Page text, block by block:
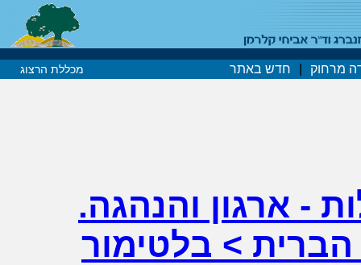
מרחוק חדש באתר מכללת הרצוג
- ארגון והנהגה.
> בלטימור